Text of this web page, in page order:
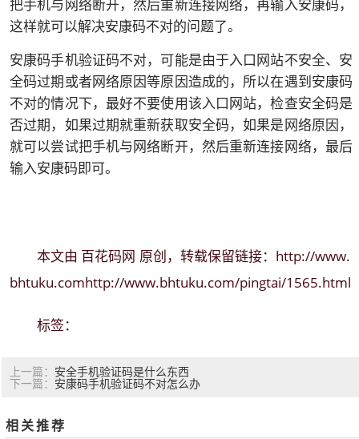
把手机与网络断开，然后重新连接网络，再输入安康码，
这样就可以解决安康码不对的问题了。
安康码手机验证码不对，可能是由于入口网站不安全、安
全码过期或者网络原因等原因造成的，所以在遇到安康码
不对的情况下，最好不要使用该入口网站，检查安全码是
否过期，如果过期就重新获取安全码，如果是网络原因，
就可以尝试把手机与网络断开，然后重新连接网络，最后
输入安康码即可。
本文由 百花码网 原创，转载保留链接： http://www.
bhtuku.comhttp://www.bhtuku.com/pingtai/1565.html
标签：
上一篇： 安全手机验证码是什么东西
下一篇： 安康码手机验证码不对怎么办
相关推荐